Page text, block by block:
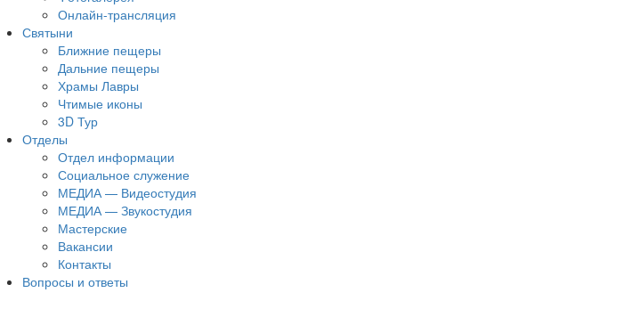
Онлайн-трансляция
Святыни
Ближние пещеры
Дальние пещеры
Храмы Лавры
Чтимые иконы
3D Тур
Отделы
Отдел информации
Социальное служение
МЕДИА — Видеостудия
МЕДИА — Звукостудия
Мастерские
Вакансии
Контакты
Вопросы и ответы